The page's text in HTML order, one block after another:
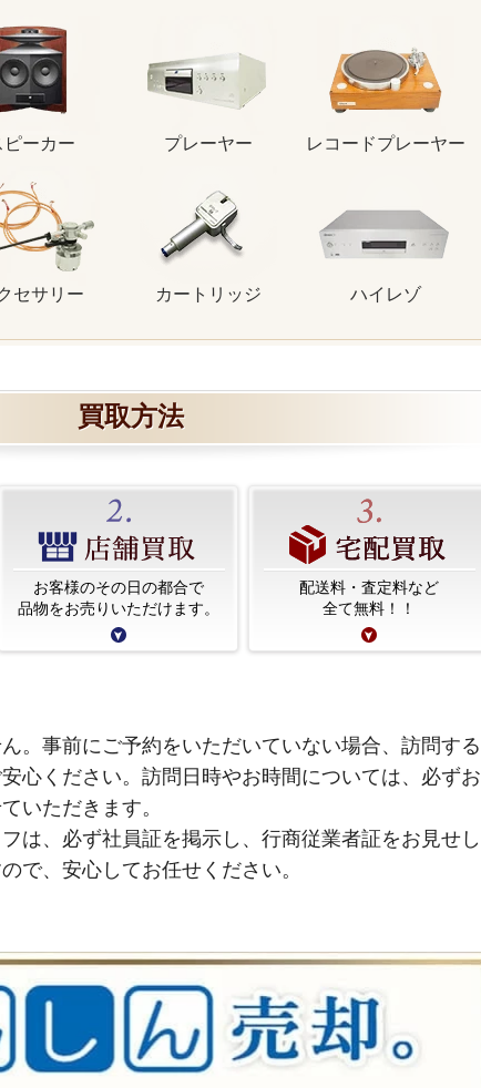
ピーカー プレーヤー レコードプレーヤー
セサリー カートリッジ ハイレゾ
買取方法
お客様のその日の都合で
品物をお売りいただけます。
配送料・査定料など
全て無料！！
。事前にご予約をいただいていない場合、訪問する
心ください。訪問日時やお時間については、必ずお
いただきます。
は、必ず社員証を掲示し、行商従業者証をお見せし
で、安心してお任せください。